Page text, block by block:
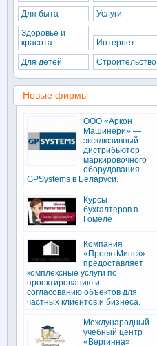
Для быта
Услуги
Здоровье и
красота
Интернет
Для детей
Строительство
Новые фирмы
ООО «Аркон
Машинери» —
эксклюзивный
дистрибьютор
маркировочного
оборудования
GPSystems в Беларуси.
Курсы
бухгалтеров в
Гомеле
Компания
«ПроектМинск»
предоставляет
комплексные услуги по
проектированию и
согласованию объектов для
частных клиентов и бизнеса.
Международный
учебный центр
«Вергинна»